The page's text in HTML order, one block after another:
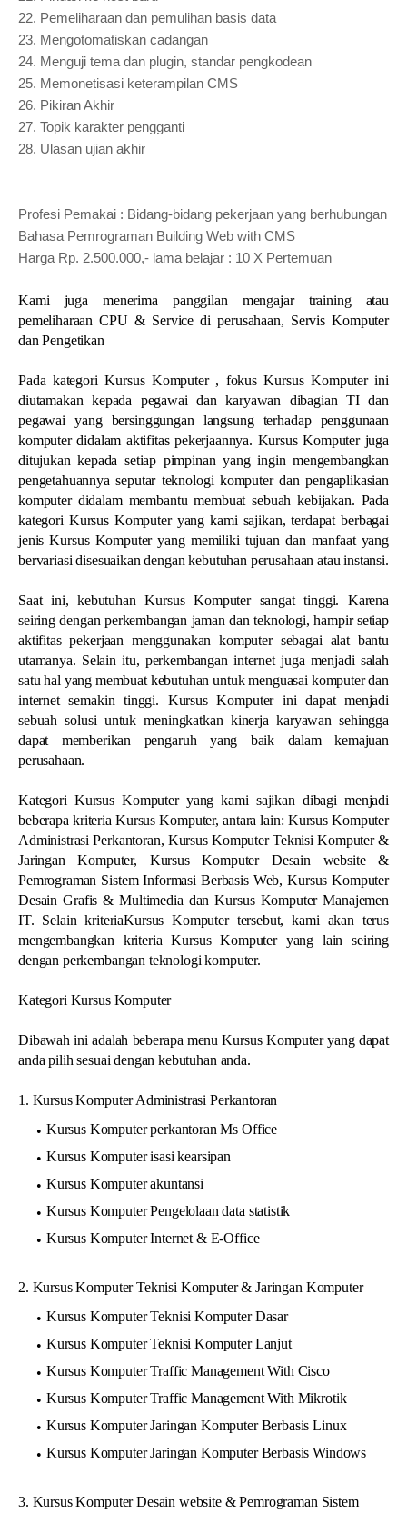
22. Pemeliharaan dan pemulihan basis data
23. Mengotomatiskan cadangan
24. Menguji tema dan plugin, standar pengkodean
25. Memonetisasi keterampilan CMS
26. Pikiran Akhir
27. Topik karakter pengganti
28. Ulasan ujian akhir
Profesi Pemakai : Bidang-bidang pekerjaan yang berhubungan
Bahasa Pemrograman Building Web with CMS
Harga Rp. 2.500.000,- lama belajar : 10 X Pertemuan
Kami juga menerima panggilan mengajar training atau
pemeliharaan CPU & Service di perusahaan, Servis Komputer
dan Pengetikan
Pada kategori Kursus Komputer , fokus Kursus Komputer ini
diutamakan kepada pegawai dan karyawan dibagian TI dan
pegawai yang bersinggungan langsung terhadap penggunaan
komputer didalam aktifitas pekerjaannya. Kursus Komputer juga
ditujukan kepada setiap pimpinan yang ingin mengembangkan
pengetahuannya seputar teknologi komputer dan pengaplikasian
komputer didalam membantu membuat sebuah kebijakan. Pada
kategori Kursus Komputer yang kami sajikan, terdapat berbagai
jenis Kursus Komputer yang memiliki tujuan dan manfaat yang
bervariasi disesuaikan dengan kebutuhan perusahaan atau instansi.
Saat ini, kebutuhan Kursus Komputer sangat tinggi. Karena
seiring dengan perkembangan jaman dan teknologi, hampir setiap
aktifitas pekerjaan menggunakan komputer sebagai alat bantu
utamanya. Selain itu, perkembangan internet juga menjadi salah
satu hal yang membuat kebutuhan untuk menguasai komputer dan
internet semakin tinggi. Kursus Komputer ini dapat menjadi
sebuah solusi untuk meningkatkan kinerja karyawan sehingga
dapat memberikan pengaruh yang baik dalam kemajuan
perusahaan.
Kategori Kursus Komputer yang kami sajikan dibagi menjadi
beberapa kriteria Kursus Komputer, antara lain: Kursus Komputer
Administrasi Perkantoran, Kursus Komputer Teknisi Komputer &
Jaringan Komputer, Kursus Komputer Desain website &
Pemrograman Sistem Informasi Berbasis Web, Kursus Komputer
Desain Grafis & Multimedia dan Kursus Komputer Manajemen
IT. Selain kriteriaKursus Komputer tersebut, kami akan terus
mengembangkan kriteria Kursus Komputer yang lain seiring
dengan perkembangan teknologi komputer.
Kategori Kursus Komputer
Dibawah ini adalah beberapa menu Kursus Komputer yang dapat
anda pilih sesuai dengan kebutuhan anda.
1. Kursus Komputer Administrasi Perkantoran
Kursus Komputer perkantoran Ms Office
Kursus Komputer isasi kearsipan
Kursus Komputer akuntansi
Kursus Komputer Pengelolaan data statistik
Kursus Komputer Internet & E-Office
2. Kursus Komputer Teknisi Komputer & Jaringan Komputer
Kursus Komputer Teknisi Komputer Dasar
Kursus Komputer Teknisi Komputer Lanjut
Kursus Komputer Traffic Management With Cisco
Kursus Komputer Traffic Management With Mikrotik
Kursus Komputer Jaringan Komputer Berbasis Linux
Kursus Komputer Jaringan Komputer Berbasis Windows
3. Kursus Komputer Desain website & Pemrograman Sistem